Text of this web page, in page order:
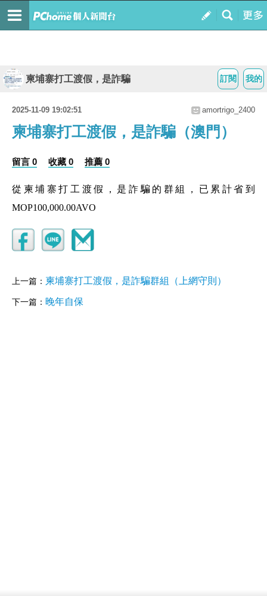
我的
訂閱
柬埔寨打工渡假，是詐騙
2025-11-09 19:02:51 amortrigo_2400
柬埔寨打工渡假，是詐騙（澳門）
留言 0 收藏 0 推薦 0
從柬埔寨打工渡假，是詐騙的群組，已累計省到
MOP100,000.00AVO
上一篇： 柬埔寨打工渡假，是詐騙群組（上網守則）
下一篇： 晚年自保